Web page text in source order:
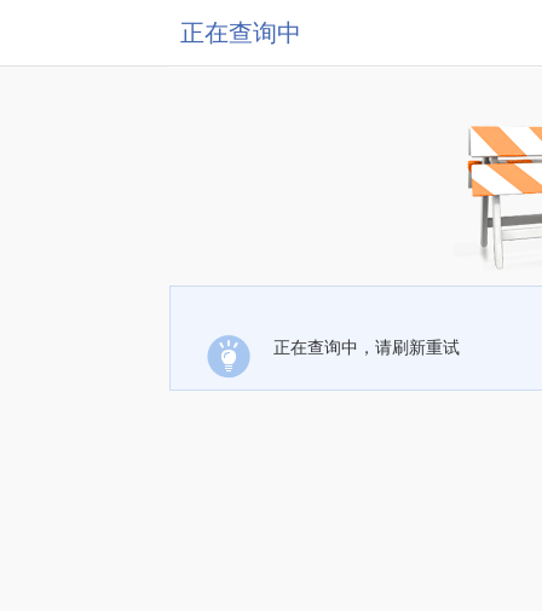
正在查询中
正在查询中，请刷新重试